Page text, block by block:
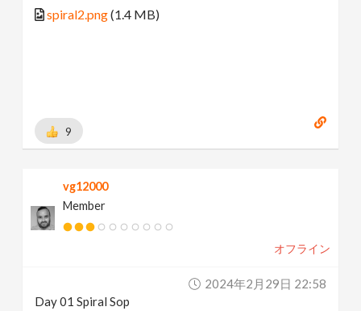
spiral2.png(1.4 MB)
9
vg12000
Member
オフライン
2024年2月29日 22:58
Day 01 Spiral Sop